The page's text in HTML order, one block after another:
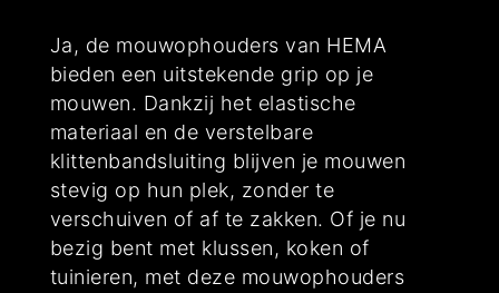
Ja, de mouwophouders van HEMA
bieden een uitstekende grip op je
mouwen. Dankzij het elastische
materiaal en de verstelbare
klittenbandsluiting blijven je mouwen
stevig op hun plek, zonder te
verschuiven of af te zakken. Of je nu
bezig bent met klussen, koken of
tuinieren, met deze mouwophouders